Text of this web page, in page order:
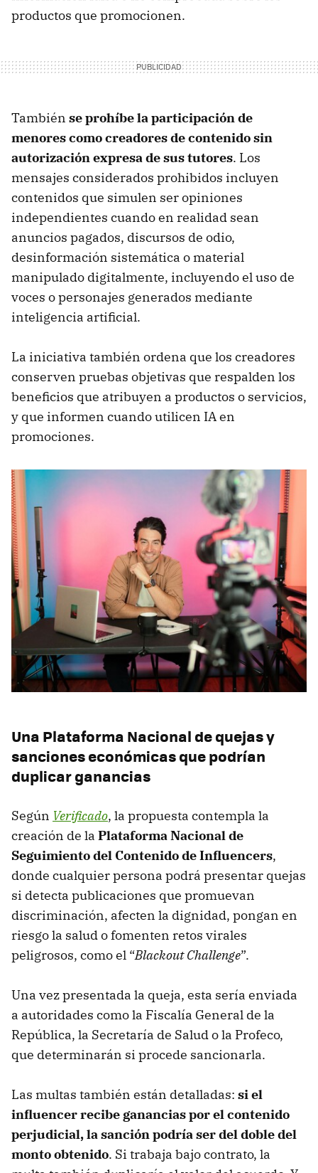
productos que promocionen.
También se prohíbe la participación de
menores como creadores de contenido sin
autorización expresa de sus tutores. Los
mensajes considerados prohibidos incluyen
contenidos que simulen ser opiniones
independientes cuando en realidad sean
anuncios pagados, discursos de odio,
desinformación sistemática o material
manipulado digitalmente, incluyendo el uso de
voces o personajes generados mediante
inteligencia artificial.
La iniciativa también ordena que los creadores
conserven pruebas objetivas que respalden los
beneficios que atribuyen a productos o servicios,
y que informen cuando utilicen IA en
promociones.
Una Plataforma Nacional de quejas y
sanciones económicas que podrían
duplicar ganancias
Según Verificado, la propuesta contempla la
creación de la Plataforma Nacional de
Seguimiento del Contenido de Influencers,
donde cualquier persona podrá presentar quejas
si detecta publicaciones que promuevan
discriminación, afecten la dignidad, pongan en
riesgo la salud o fomenten retos virales
peligrosos, como el “Blackout Challenge”.
Una vez presentada la queja, esta sería enviada
a autoridades como la Fiscalía General de la
República, la Secretaría de Salud o la Profeco,
que determinarán si procede sancionarla.
Las multas también están detalladas: si el
influencer recibe ganancias por el contenido
perjudicial, la sanción podría ser deldoble del
montoobtenido. Si trabaja bajo contrato, la